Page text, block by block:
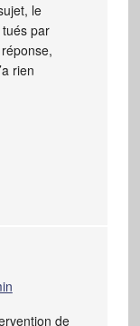
le
par
rien
de